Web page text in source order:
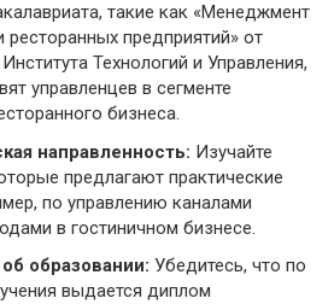
такие как «Менеджмент
ресторанных предприятий» от
Технологий и Управления,
управленцев в сегменте
бизнеса.
направленность: Изучайте
предлагают практические
по управлению каналами
в гостиничном бизнесе.
образовании: Убедитесь, что по
выдается диплом